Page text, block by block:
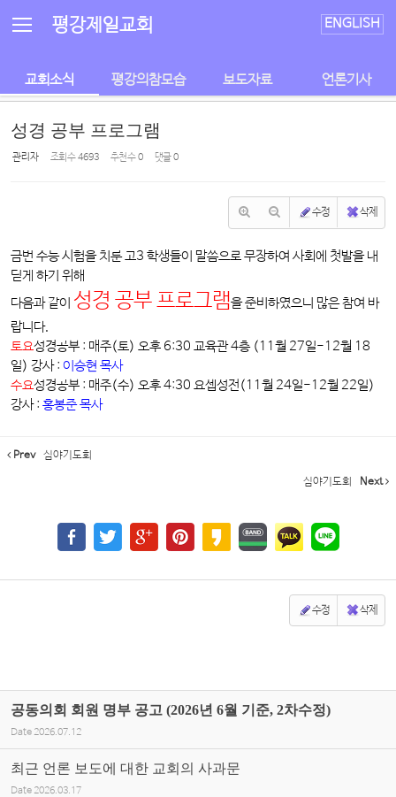
평강제일교회 ENGLISH
교회소식 평강의참모습 보도자료 언론기사
성경 공부 프로그램
관리자 조회 수4693 추천 수0 댓글0
수정 삭제
금번 수능 시험을 치룬 고3 학생들이 말씀으로 무장하여 사회에 첫발을 내
딛게 하기 위해
다음과 같이 성경 공부 프로그램을 준비하였으니 많은 참여 바
랍니다.
토요성경공부 : 매주(토) 오후 6:30 교육관 4층 (11월 27일-12월 18
일) 강사 : 이승현 목사
수요성경공부 : 매주(수) 오후 4:30 요셉성전(11월 24일-12월 22일)
강사 : 홍봉준 목사
Prev 심야기도회
심야기도회 Next
수정 삭제
공동의회 회원 명부 공고 (2026년 6월 기준, 2차수정)
Date 2026.07.12
최근 언론 보도에 대한 교회의 사과문
Date 2026.03.17